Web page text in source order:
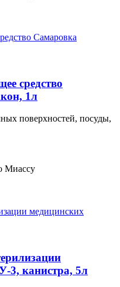
средство
1л
поверхностей, посуды,
Миассу
3, канистра, 5л